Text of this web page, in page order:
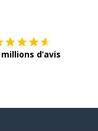
millions d’avis